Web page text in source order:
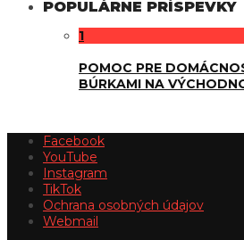
POPULÁRNE PRÍSPEVKY
1
POMOC PRE
BÚRKAMI NA
Facebook
YouTube
Instagram
TikTok
Ochrana osobných údajov
Webmail